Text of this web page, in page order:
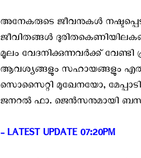
അനേകരുടെ ജീവനുകൾ
ജീവിതങ്ങൾ
മൂലം വേദനിക്കുന്നവർക്ക്
ആവശ്യങ്ങളും സഹായങ്ങളും
സൊസൈറ്റി മുഖേനയോ,
ജനറൽ ഫാ. ജെൻസനുമായി
- LATEST UPDATE 07:20PM ‍